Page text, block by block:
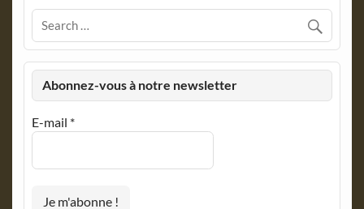
Abonnez-vous à notre newsletter
E-mail *